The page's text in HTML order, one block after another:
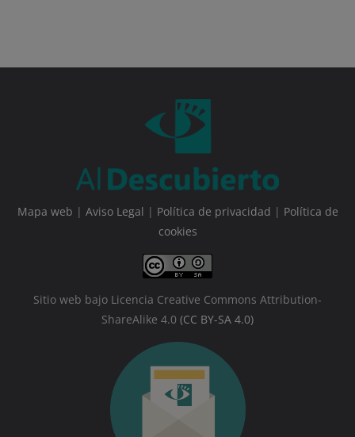
Mapa web | Aviso Legal | Política de privacidad | Política de
cookies
Sitio web bajo Licencia Creative Commons Attribution-
ShareAlike 4.0 (CC BY-SA 4.0)